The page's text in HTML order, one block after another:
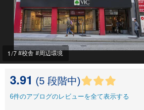
1/7 校舎 周辺環境
3.91 (5 段階中)
6件のアブログのレビューを全て表示する